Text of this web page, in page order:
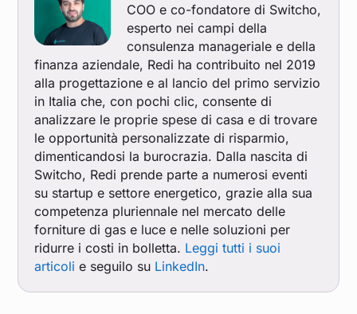
COO e co-fondatore di Switcho,
esperto nei campi della
consulenza manageriale e della
finanza aziendale, Redi ha contribuito nel 2019
alla progettazione e al lancio del primo servizio
in Italia che, con pochi clic, consente di
analizzare le proprie spese di casa e di trovare
le opportunità personalizzate di risparmio,
dimenticandosi la burocrazia. Dalla nascita di
Switcho, Redi prende parte a numerosi eventi
su startup e settore energetico, grazie alla sua
competenza pluriennale nel mercato delle
forniture di gas e luce e nelle soluzioni per
ridurre i costi in bolletta. Leggi tutti i suoi
articoli e seguilo su LinkedIn.